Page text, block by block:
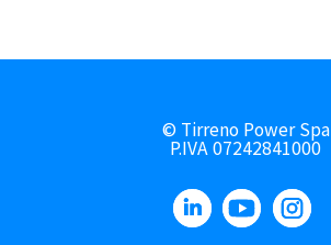
© Tirreno Power Spa
P.IVA 07242841000